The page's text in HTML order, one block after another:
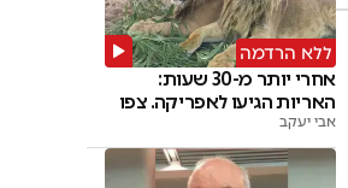
ללא הרדמה
אחרי יותר מ-30 שעות:
האריות הגיעו לאפריקה. צפו
אבי יעקב